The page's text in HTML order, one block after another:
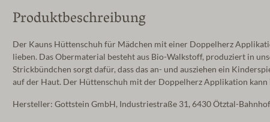
Produktbeschreibung
Der Kauns Hüttenschuh für Mädchen mit einer Doppelherz
lieben. Das Obermaterial besteht aus Bio-Walkstoff, produziert in
Strickbündchen sorgt dafür, dass das an- und ausziehen ein
auf der Haut. Der Hüttenschuh mit der Doppelherz Applikation kann
Hersteller: Gottstein GmbH, Industriestraße 31, 6430 Ötztal-